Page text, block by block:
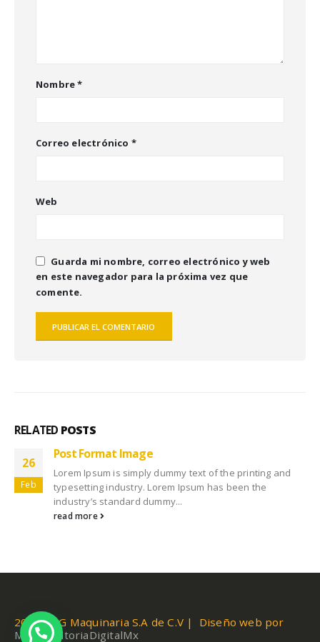
Nombre*
Correo electrónico *
Web
Guarda mi nombre, correo electrónico y web
en este navegador para la próxima vez que
comente.
RELATED POSTS
26
Feb
Post Format Image
Lorem Ipsum is simply dummy text of the printing and
typesetting industry. Lorem Ipsum has been the
industry’s standard dummy...
read more
2019 AUG Maquinaria S.A de C.V | Diseño web por
MiConsultoriaDigitalMx